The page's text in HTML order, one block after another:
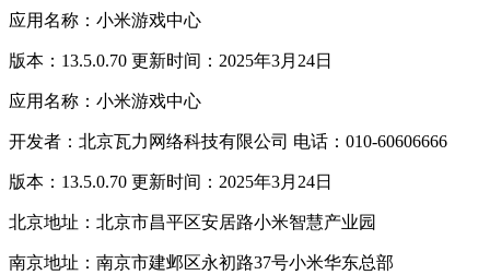
应用名称：小米游戏中心
版本：13.5.0.70 更新时间：2025年3月24日
应用名称：小米游戏中心
开发者：北京瓦力网络科技有限公司 电话：010-60606666
版本：13.5.0.70 更新时间：2025年3月24日
北京地址：北京市昌平区安居路小米智慧产业园
南京地址：南京市建邺区永初路37号小米华东总部